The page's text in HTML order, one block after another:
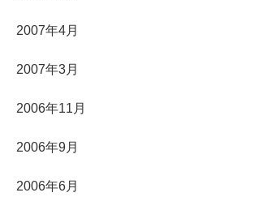
2007年4月
2007年3月
2006年11月
2006年9月
2006年6月